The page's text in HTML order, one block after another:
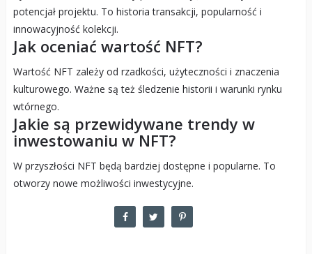
potencjał projektu. To historia transakcji, popularność i
innowacyjność kolekcji.
Jak oceniać wartość NFT?
Wartość NFT zależy od rzadkości, użyteczności i znaczenia
kulturowego. Ważne są też śledzenie historii i warunki rynku
wtórnego.
Jakie są przewidywane trendy w
inwestowaniu w NFT?
W przyszłości NFT będą bardziej dostępne i popularne. To
otworzy nowe możliwości inwestycyjne.